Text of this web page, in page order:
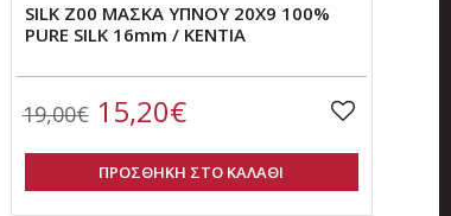
SILK Z00 ΜΑΣΚΑ ΥΠΝΟΥ 20Χ9 100%
PURE SILK 16mm / KENTIA
19,00€15,20€
ΠΡΟΣΘΗΚΗ ΣΤΟ ΚΑΛΑΘΙ